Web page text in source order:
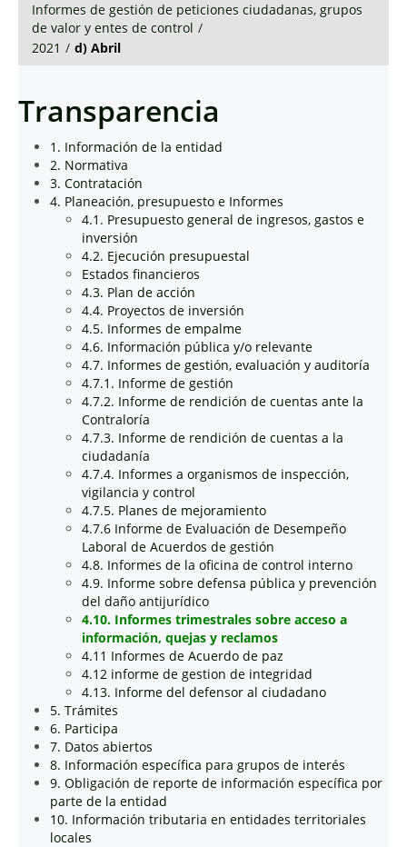
Informes de gestión de peticiones ciudadanas, grupos
de valor y entes de control /
2021 / d) Abril
Transparencia
1. Información de la entidad
2. Normativa
3. Contratación
4. Planeación, presupuesto e Informes
4.1. Presupuesto general de ingresos, gastos e
inversión
4.2. Ejecución presupuestal
Estados financieros
4.3. Plan de acción
4.4. Proyectos de inversión
4.5. Informes de empalme
4.6. Información pública y/o relevante
4.7. Informes de gestión, evaluación y auditoría
4.7.1. Informe de gestión
4.7.2. Informe de rendición de cuentas ante la
Contraloría
4.7.3. Informe de rendición de cuentas a la
ciudadanía
4.7.4. Informes a organismos de inspección,
vigilancia y control
4.7.5. Planes de mejoramiento
4.7.6 Informe de Evaluación de Desempeño
Laboral de Acuerdos de gestión
4.8. Informes de la oficina de control interno
4.9. Informe sobre defensa pública y prevención
del daño antijurídico
4.10. Informes trimestrales sobre acceso a
información, quejas y reclamos
4.11 Informes de Acuerdo de paz
4.12 informe de gestion de integridad
4.13. Informe del defensor al ciudadano
5. Trámites
6. Participa
7. Datos abiertos
8. Información específica para grupos de interés
9. Obligación de reporte de información específica por
parte de la entidad
10. Información tributaria en entidades territoriales
locales